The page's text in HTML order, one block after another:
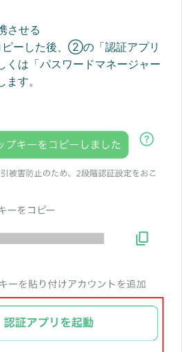
させる
ーした後、②の「認証アプリ
くは「パスワードマネージャー
す。